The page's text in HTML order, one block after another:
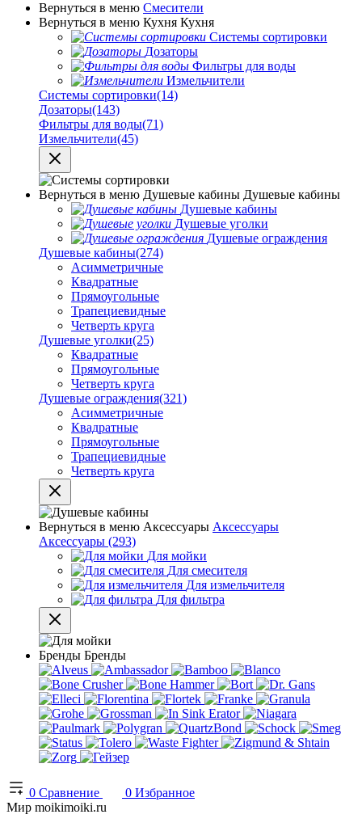
Вернуться в меню Смесители
Вернуться в меню Кухня Кухня
Системы сортировки
Дозаторы
Фильтры для воды
Измельчители
Системы сортировки(14)
Дозаторы(143)
Фильтры для воды(71)
Измельчители(45)
Вернуться в меню Душевые кабины Душевые кабины
Душевые кабины
Душевые уголки
Душевые ограждения
Душевые кабины(274)
Асимметричные
Квадратные
Прямоугольные
Трапециевидные
Четверть круга
Душевые уголки(25)
Квадратные
Прямоугольные
Четверть круга
Душевые ограждения(321)
Асимметричные
Квадратные
Прямоугольные
Трапециевидные
Четверть круга
Вернуться в меню Аксессуары Аксессуары
Аксессуары (293)
Для мойки
Для смесителя
Для измельчителя
Для фильтра
Бренды Бренды
0 Сравнение 0 Избранное
Мир moikimoiki.ru